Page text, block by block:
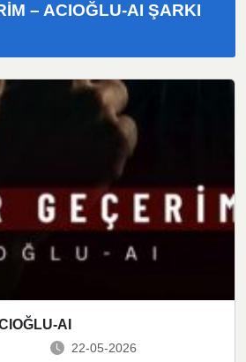
– ACIOĞLU-AI ŞARKI
AI
22-05-2026